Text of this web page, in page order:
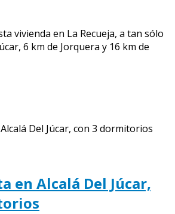
vivienda en La Recueja, a tan sólo
6 km de Jorquera y 16 km de
en Alcalá Del Júcar,